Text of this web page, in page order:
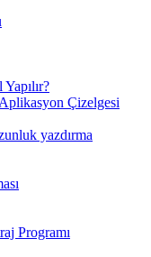
Çizelgesi
yazdırma
Programı